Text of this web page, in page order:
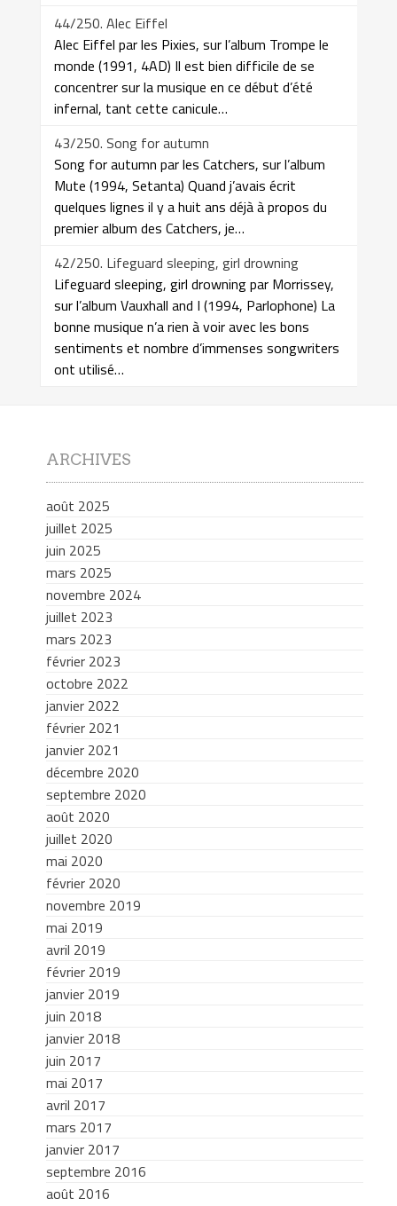
44/250. Alec Eiffel
Alec Eiffel par les Pixies, sur l’album Trompe le
monde (1991, 4AD) Il est bien difficile de se
concentrer sur la musique en ce début d’été
infernal, tant cette canicule…
43/250. Song for autumn
Song for autumn par les Catchers, sur l’album
Mute (1994, Setanta) Quand j’avais écrit
quelques lignes il y a huit ans déjà à propos du
premier album des Catchers, je…
42/250. Lifeguard sleeping, girl drowning
Lifeguard sleeping, girl drowning par Morrissey,
sur l’album Vauxhall and I (1994, Parlophone) La
bonne musique n’a rien à voir avec les bons
sentiments et nombre d’immenses songwriters
ont utilisé…
ARCHIVES
août 2025
juillet 2025
juin 2025
mars 2025
novembre 2024
juillet 2023
mars 2023
février 2023
octobre 2022
janvier 2022
février 2021
janvier 2021
décembre 2020
septembre 2020
août 2020
juillet 2020
mai 2020
février 2020
novembre 2019
mai 2019
avril 2019
février 2019
janvier 2019
juin 2018
janvier 2018
juin 2017
mai 2017
avril 2017
mars 2017
janvier 2017
septembre 2016
août 2016